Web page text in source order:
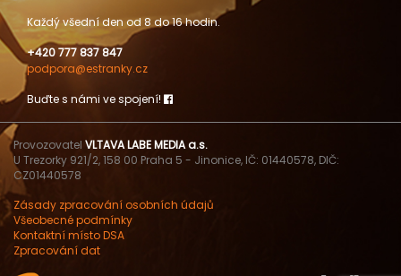
Každý všední den od 8 do 16 hodin.
+420 777 837 847
podpora@estranky.cz
Buďte s námi ve spojení!
Provozovatel VLTAVA LABE MEDIA a.s.
U Trezorky 921/2, 158 00 Praha 5 - Jinonice, IČ: 01440578, DIČ:
CZ01440578
Zásady zpracování osobních údajů
Všeobecné podmínky
Kontaktní místo DSA
Zpracování dat